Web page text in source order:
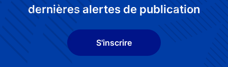
dernières alertes de publication
S'inscrire